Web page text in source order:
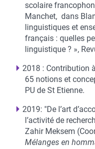
scolaire
Manchet, dans
linguistiques et
français : quelles
linguistique ? »,
2018 : Contribution
65 notions et
PU de St Etienne.
2019: "De l’art
l’activité de
Zahir Meksem
Mélanges en